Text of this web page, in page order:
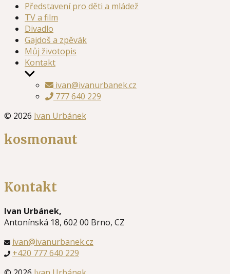
Představení pro děti a mládež
TV a film
Divadlo
Gajdoš a zpěvák
Můj životopis
Kontakt
Zobrazit
podmenuivan@ivanurbanek.cz
777 640 229
© 2026 Ivan Urbánek
kosmonaut
Kontakt
Ivan Urbánek,
Antonínská 18, 602 00 Brno, CZ
ivan@ivanurbanek.cz
+420 777 640 229